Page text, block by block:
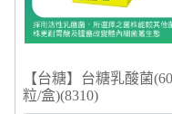
【台糖】台糖乳酸菌(60
粒/盒)(8310)